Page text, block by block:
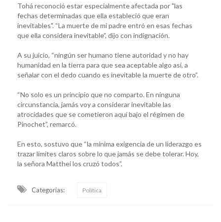
Tohá reconoció estar especialmente afectada por "las
fechas determinadas que ella estableció que eran
inevitables". “La muerte de mi padre entró en esas fechas
que ella considera inevitable”, dijo con indignación.
A su juicio, “ningún ser humano tiene autoridad y no hay
humanidad en la tierra para que sea aceptable algo así, a
señalar con el dedo cuando es inevitable la muerte de otro”.
“No solo es un principio que no comparto. En ninguna
circunstancia, jamás voy a considerar inevitable las
atrocidades que se cometieron aquí bajo el régimen de
Pinochet”, remarcó.
En esto, sostuvo que “la mínima exigencia de un liderazgo es
trazar límites claros sobre lo que jamás se debe tolerar. Hoy,
la señora Matthei los cruzó todos”.
Categorias: Política